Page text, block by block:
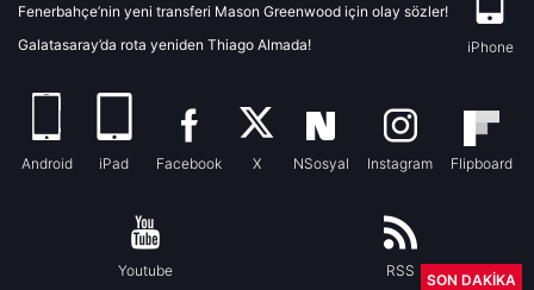
Fenerbahçe’nin yeni transferi Mason Greenwood için olay sözler!
Galatasaray’da rota yeniden Thiago Almada!
iPhone
Android iPad Facebook X NSosyal Instagram Flipboard
Youtube RSS
SON DAKİKA